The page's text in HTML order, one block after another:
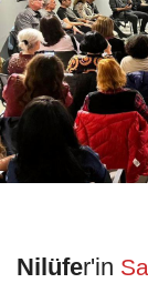
Nilüfer'in